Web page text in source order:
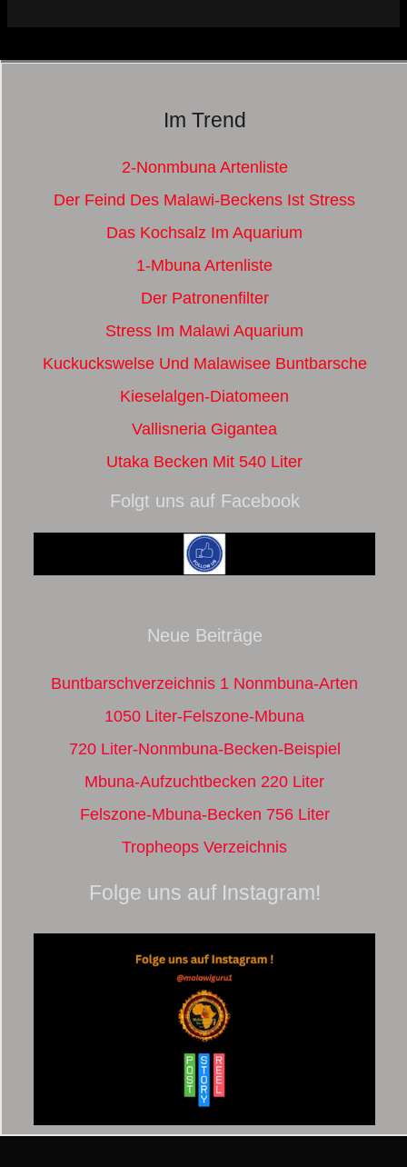
Im Trend
2-Nonmbuna Artenliste
Der Feind Des Malawi-Beckens Ist Stress
Das Kochsalz Im Aquarium
1-Mbuna Artenliste
Der Patronenfilter
Stress Im Malawi Aquarium
Kuckuckswelse Und Malawisee Buntbarsche
Kieselalgen-Diatomeen
Vallisneria Gigantea
Utaka Becken Mit 540 Liter
Folgt uns auf Facebook
Neue Beiträge
Buntbarschverzeichnis 1 Nonmbuna-Arten
1050 Liter-Felszone-Mbuna
720 Liter-Nonmbuna-Becken-Beispiel
Mbuna-Aufzuchtbecken 220 Liter
Felszone-Mbuna-Becken 756 Liter
Tropheops Verzeichnis
Folge uns auf Instagram!